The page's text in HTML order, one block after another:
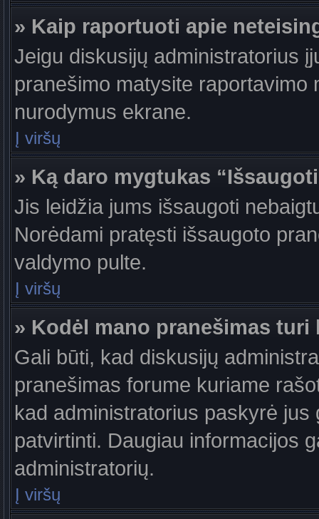
» Kaip raportuoti apie
Jeigu diskusijų administratorius
pranešimo matysite
nurodymus ekrane.
Į viršų
» Ką daro mygtukas
Jis leidžia jums išsaugoti
Norėdami pratęsti išsaugoto
valdymo pulte.
Į viršų
» Kodėl mano pranešimas
Gali būti, kad diskusijų
pranešimas forume kuriame
kad administratorius paskyrė
patvirtinti. Daugiau informacijos
administratorių.
Į viršų